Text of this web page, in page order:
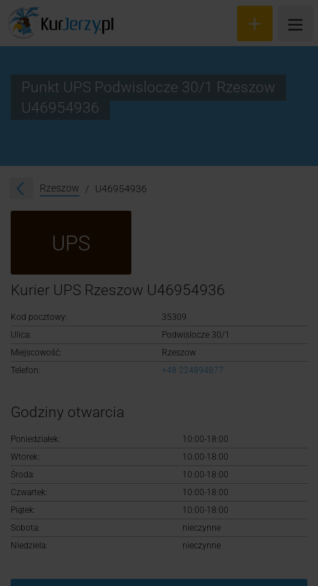
Śledzenie przesyłki
Logowanie
Punkt UPS Podwislocze 30/1 Rzeszow
U46954936
Rzeszow U46954936
UPS
Kurier UPS Rzeszow U46954936
Kod pocztowy:
35309
Ulica:
Podwislocze 30/1
Miejscowość:
Rzeszow
Telefon:
+48 224894877
Godziny otwarcia
Poniedziałek:
10:00-18:00
Wtorek:
10:00-18:00
Środa:
10:00-18:00
Czwartek:
10:00-18:00
Piątek:
10:00-18:00
Sobota:
nieczynne
Niedziela:
nieczynne